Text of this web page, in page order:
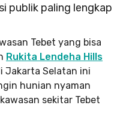
publik paling lengkap
Tebet yang bisa
Rukita Lendeha Hills
Jakarta Selatan ini
hunian nyaman
sekitar Tebet